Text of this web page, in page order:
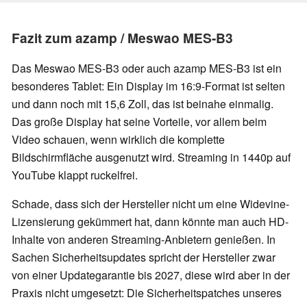
Fazit zum azamp / Meswao MES-B3
Das Meswao MES-B3 oder auch azamp MES-B3 ist ein
besonderes Tablet: Ein Display im 16:9-Format ist selten
und dann noch mit 15,6 Zoll, das ist beinahe einmalig.
Das große Display hat seine Vorteile, vor allem beim
Video schauen, wenn wirklich die komplette
Bildschirmfläche ausgenutzt wird. Streaming in 1440p auf
YouTube klappt ruckelfrei.
Schade, dass sich der Hersteller nicht um eine Widevine-
Lizensierung gekümmert hat, dann könnte man auch HD-
Inhalte von anderen Streaming-Anbietern genießen. In
Sachen Sicherheitsupdates spricht der Hersteller zwar
von einer Updategarantie bis 2027, diese wird aber in der
Praxis nicht umgesetzt: Die Sicherheitspatches unseres